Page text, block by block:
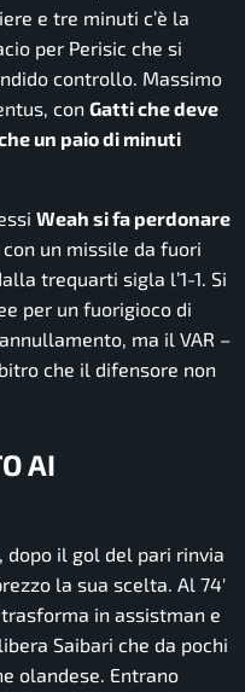
e tre minuti c’è la
per Perisic che si
controllo. Massimo
con Gatti che deve
un paio di minuti
Weah si fa perdonare
un missile da fuori
trequarti sigla l’1-1. Si
per un fuorigioco di
ma il VAR –
che il difensore non
AI
il gol del pari rinvia
la sua scelta. Al 74′
in assistman e
Saibari che da pochi
olandese. Entrano